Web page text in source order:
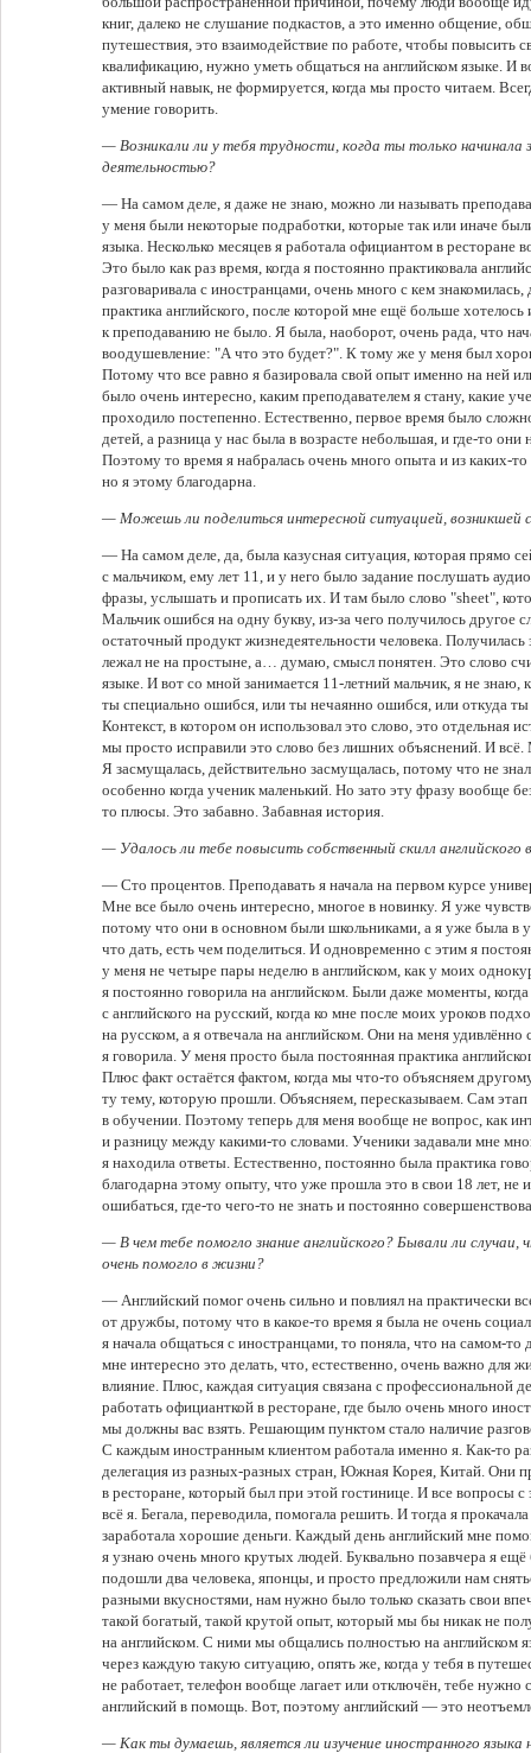
книг, далеко не слушание подкастов, а это именно общение,
путешествия, это взаимодействие по работе, чтобы повысить
квалификацию, нужно уметь общаться на английском языке. И
активный навык, не формируется, когда мы просто читаем.
умение говорить.
— Возникали ли у тебя трудности, когда ты только начинала
деятельностью?
— На самом деле, я даже не знаю, можно ли называть
у меня были некоторые подработки, которые так или иначе
языка. Несколько месяцев я работала официантом в ресторане
Это было как раз время, когда я постоянно практиковала
разговаривала с иностранцами, очень много с кем
практика английского, после которой мне ещё больше
к преподаванию не было. Я была, наоборот, очень рада, что
воодушевление: "А что это будет?". К тому же у меня был
Потому что все равно я базировала свой опыт именно на ней
было очень интересно, каким преподавателем я стану, какие
проходило постепенно. Естественно, первое время было
детей, а разница у нас была в возрасте небольшая, и где-то они
Поэтому то время я набралась очень много опыта и из каких-
но я этому благодарна.
— Можешь ли поделиться интересной ситуацией, возникшей
— На самом деле, да, была казусная ситуация, которая прямо
с мальчиком, ему лет 11, и у него было задание послушать
фразы, услышать и прописать их. И там было слово "sheet",
Мальчик ошибся на одну букву, из-за чего получилось другое
остаточный продукт жизнедеятельности человека. Получилась
лежал не на простыне, а… думаю, смысл понятен. Это слово
языке. И вот со мной занимается 11-летний мальчик, я не знаю,
ты специально ошибся, или ты нечаянно ошибся, или откуда
Контекст, в котором он использовал это слово, это отдельная
мы просто исправили это слово без лишних объяснений. И
Я засмущалась, действительно засмущалась, потому что не
особенно когда ученик маленький. Но зато эту фразу вообще
то плюсы. Это забавно. Забавная история.
— Удалось ли тебе повысить собственный скилл английского
— Сто процентов. Преподавать я начала на первом курсе
Мне все было очень интересно, многое в новинку. Я уже
потому что они в основном были школьниками, а я уже была в
что дать, есть чем поделиться. И одновременно с этим я
у меня не четыре пары неделю в английском, как у моих
я постоянно говорила на английском. Были даже моменты,
с английского на русский, когда ко мне после моих уроков
на русском, а я отвечала на английском. Они на меня
я говорила. У меня просто была постоянная практика
Плюс факт остаётся фактом, когда мы что-то объясняем
ту тему, которую прошли. Объясняем, пересказываем. Сам этап
в обучении. Поэтому теперь для меня вообще не вопрос, как
и разницу между какими-то словами. Ученики задавали мне
я находила ответы. Естественно, постоянно была практика
благодарна этому опыту, что уже прошла это в свои 18 лет, не
ошибаться, где-то чего-то не знать и постоянно
— В чем тебе помогло знание английского? Бывали ли случаи,
очень помогло в жизни?
— Английский помог очень сильно и повлиял на практически
от дружбы, потому что в какое-то время я была не очень
я начала общаться с иностранцами, то поняла, что на самом-
мне интересно это делать, что, естественно, очень важно для
влияние. Плюс, каждая ситуация связана с профессиональной
работать официанткой в ресторане, где было очень много
мы должны вас взять. Решающим пунктом стало наличие
С каждым иностранным клиентом работала именно я. Как-то
делегация из разных-разных стран, Южная Корея, Китай. Они
в ресторане, который был при этой гостинице. И все вопросы
всё я. Бегала, переводила, помогала решить. И тогда я
заработала хорошие деньги. Каждый день английский мне
я узнаю очень много крутых людей. Буквально позавчера я
подошли два человека, японцы, и просто предложили нам
разными вкусностями, нам нужно было только сказать свои
такой богатый, такой крутой опыт, который мы бы никак не
на английском. С ними мы общались полностью на английском
через каждую такую ситуацию, опять же, когда у тебя в
не работает, телефон вообще лагает или отключён, тебе
английский в помощь. Вот, поэтому английский — это
— Как ты думаешь, является ли изучение иностранного